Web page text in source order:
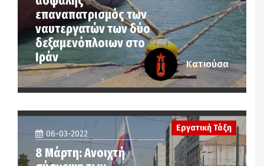
επαναπατρισμός των
ναυτεργατών των δύο
δεξαμενόπλοιων στο
Ιράν
Κατιούσα
06-03-2022
8 Μάρτη: Ανοιχτή
Εργατική Τάξη